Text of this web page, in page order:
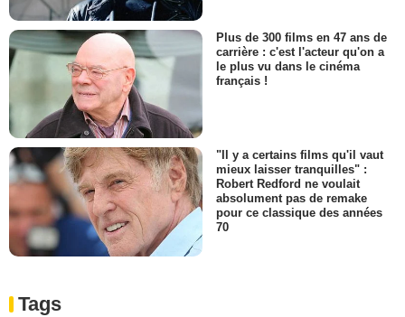
Plus de 300 films en 47 ans de
carrière : c'est l'acteur qu'on a
le plus vu dans le cinéma
français !
"Il y a certains films qu'il vaut
mieux laisser tranquilles" :
Robert Redford ne voulait
absolument pas de remake
pour ce classique des années
70
Tags